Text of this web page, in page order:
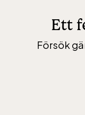
Ett
Försök